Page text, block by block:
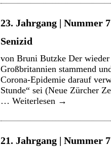
23. Jahrgang | Nummer
Senizid
von Bruni Butzke Der
Großbritannien stammend
Corona-Epidemie darauf
Stunde“ sei (Neue Zürcher
… Weiterlesen →
21. Jahrgang | Nummer